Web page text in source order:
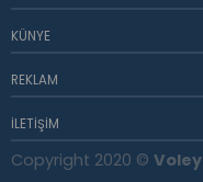
KÜNYE
REKLAM
İLETIŞIM
Copyright 2020 ©